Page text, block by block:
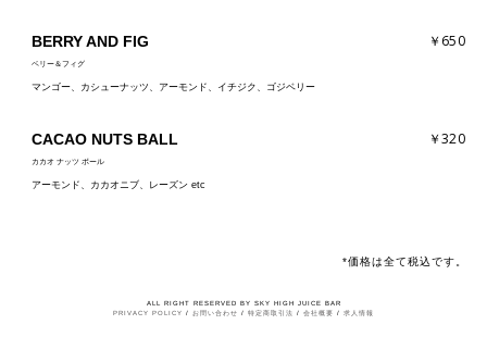
BERRY AND FIG
ベリー＆フィグ
￥650
マンゴー、カシューナッツ、アーモンド、イチジク、ゴジベリー
CACAO NUTS BALL
カカオ ナッツ ボール
￥320
アーモンド、カカオニブ、レーズン etc
*価格は全て税込です。
ALL RIGHT RESERVED BY SKY HIGH JUICE BAR
PRIVACY POLICY / お問い合わせ / 特定商取引法 / 会社概要 / 求人情報